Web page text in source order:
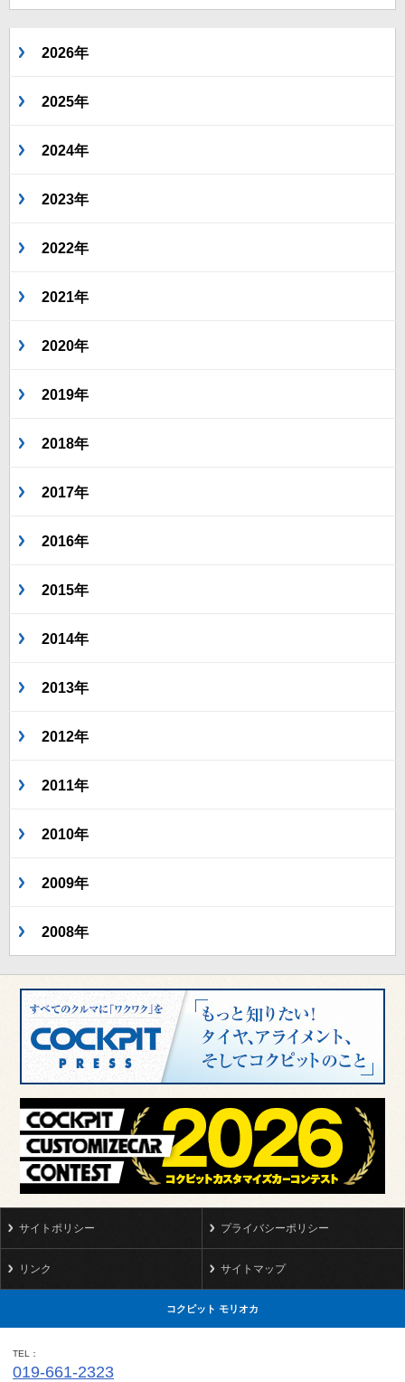
2026年
2025年
2024年
2023年
2022年
2021年
2020年
2019年
2018年
2017年
2016年
2015年
2014年
2013年
2012年
2011年
2010年
2009年
2008年
サイトポリシー プライバシーポリシー
リンク サイトマップ
コクピット モリオカ
TEL
019-661-2323